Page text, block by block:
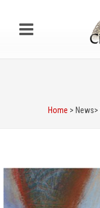
Home > News>